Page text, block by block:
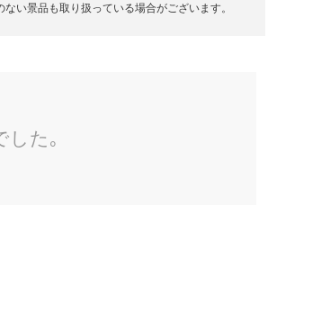
い景品も取り扱っている場合がございます。